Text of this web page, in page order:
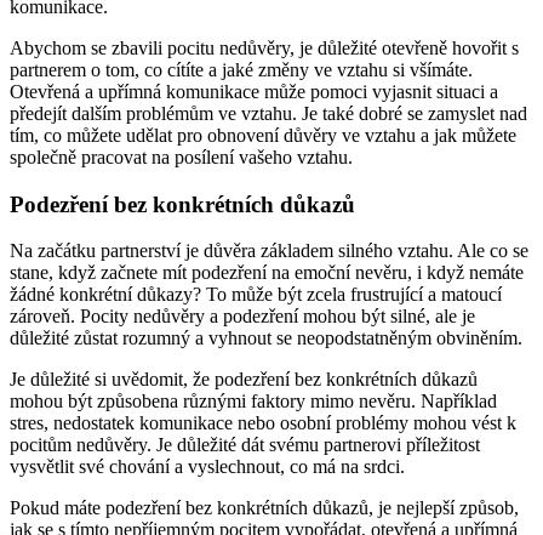
komunikace.
Abychom se zbavili pocitu nedůvěry, je důležité otevřeně hovořit s
partnerem o tom, co cítíte a jaké změny ve vztahu si všímáte.
Otevřená a upřímná komunikace může pomoci vyjasnit situaci a
předejít dalším problémům ve vztahu. Je také dobré se zamyslet nad
tím, co můžete udělat pro obnovení důvěry ve vztahu a jak můžete
společně pracovat na posílení vašeho vztahu.
Podezření bez konkrétních důkazů
Na začátku partnerství je důvěra základem silného vztahu. Ale co se
stane, když začnete mít podezření na emoční nevěru, i když nemáte
žádné konkrétní důkazy? To může být zcela frustrující a matoucí
zároveň. Pocity nedůvěry a podezření mohou být silné, ale je
důležité zůstat rozumný a vyhnout se neopodstatněným obviněním.
Je důležité si uvědomit, že podezření bez konkrétních důkazů
mohou být způsobena různými faktory mimo nevěru. Například
stres, nedostatek komunikace nebo osobní problémy mohou vést k
pocitům nedůvěry. Je důležité dát svému partnerovi příležitost
vysvětlit své chování a vyslechnout, co má na srdci.
Pokud máte podezření bez konkrétních důkazů, je nejlepší způsob,
jak se s tímto nepříjemným pocitem vypořádat, otevřená a upřímná